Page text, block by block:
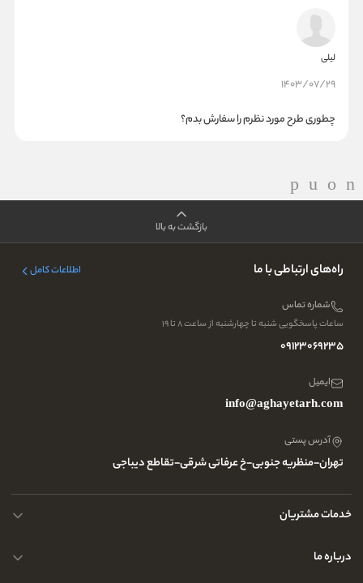
لیلی
1403/07/29
چطوری طرح مورد نظرم را سفارش بدم؟
بازگشت به بالا
راه‌های ارتباطی با ما اطلاعات کامل
شماره تماس
ساعات پاسخگویی شنبه تا چهارشنبه از ساعت ۸ تا ۱۹
09123069235
ایمیل
info@aghayetarh.com
آدرس پستی
تهران-منظریه جنوبی-خ عرفاتی شرقی-تقاطع دیباجی
خدمات مشتریان
محصولات چرم
درباره ما